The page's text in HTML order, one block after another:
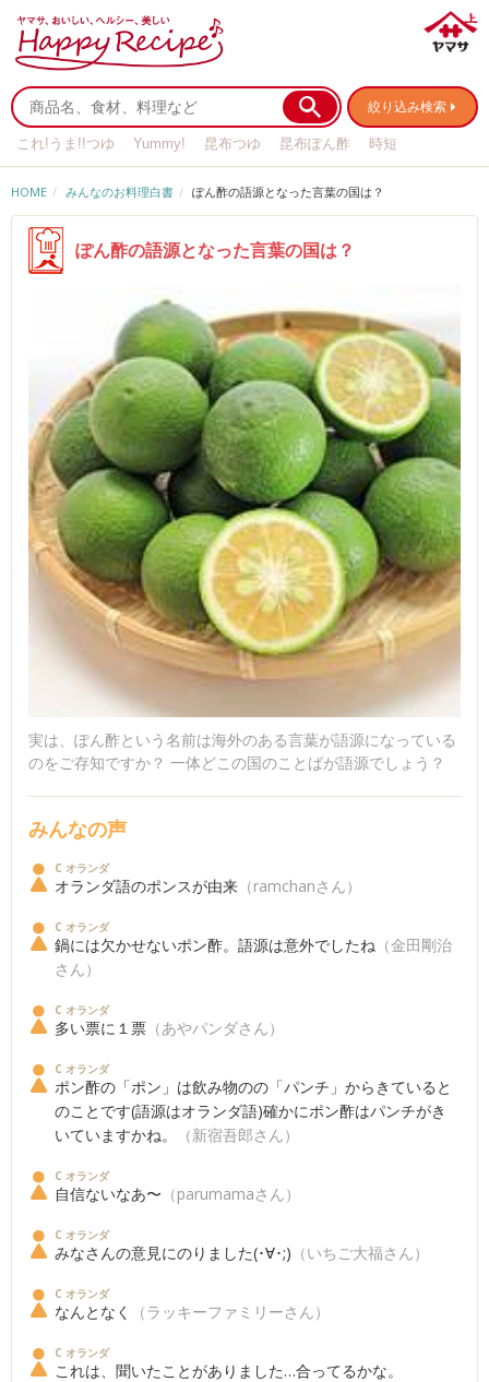
絞り込み検索
これ!うま!!つゆ Yummy! 昆布つゆ 昆布ぽん酢
時短
HOME
みんなのお料理白書 ぽん酢の語源となった言葉の国は？
ぽん酢の語源となった言葉の国は？
実は、ぽん酢という名前は海外のある言葉が語源になっている
のをご存知ですか？ 一体どこの国のことばが語源でしょう？
みんなの声
C オランダ
オランダ語のポンスが由来 （ramchanさん）
C オランダ
鍋には欠かせないポン酢。語源は意外でしたね （金田剛治
さん）
C オランダ
多い票に１票 （あやパンダさん）
C オランダ
ポン酢の「ポン」は飲み物のの「パンチ」からきていると
のことです(語源はオランダ語)確かにポン酢はパンチがき
いていますかね。
（新宿吾郎さん）
C オランダ
自信ないなあ〜 （parumamaさん）
C オランダ
みなさんの意見にのりました(･∀･;) （いちご大福さん）
C オランダ
なんとなく （ラッキーファミリーさん）
C オランダ
これは、聞いたことがありました…合ってるかな。